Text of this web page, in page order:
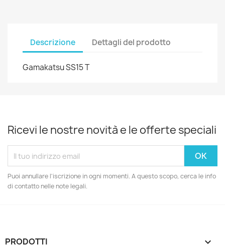
Descrizione Dettagli del prodotto
Gamakatsu SS15 T
Ricevi le nostre novità e le offerte speciali
Puoi annullare l'iscrizione in ogni momenti. A questo scopo, cerca le info
di contatto nelle note legali.
PRODOTTI 